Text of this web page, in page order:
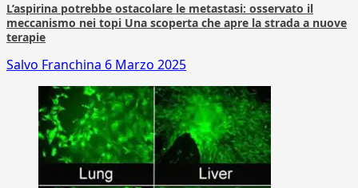
L’aspirina potrebbe ostacolare le metastasi: osservato il
meccanismo nei topi Una scoperta che apre la strada a nuove
terapie
Salvo Franchina 6 Marzo 2025